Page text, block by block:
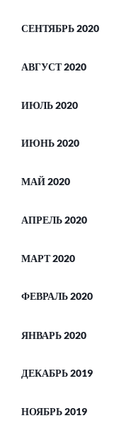
СЕНТЯБРЬ 2020
АВГУСТ 2020
ИЮЛЬ 2020
ИЮНЬ 2020
МАЙ 2020
АПРЕЛЬ 2020
МАРТ 2020
ФЕВРАЛЬ 2020
ЯНВАРЬ 2020
ДЕКАБРЬ 2019
НОЯБРЬ 2019